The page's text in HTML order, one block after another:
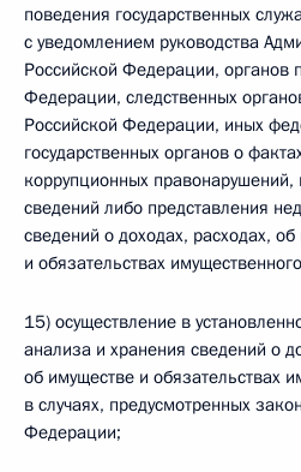
поведения государственных
с уведомлением руководства
Российской Федерации, органов
Федерации, следственных
Российской Федерации, иных
государственных органов о
коррупционных правонарушений,
сведений либо представления
сведений о доходах, расходах,
и обязательствах
15) осуществление в
анализа и хранения сведений о
об имуществе и обязательствах
в случаях, предусмотренных
Федерации;